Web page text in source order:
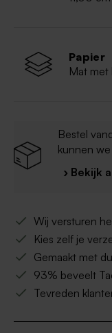
Papier
Mat
Bestel
kunnen
› Bekijk
Wij versturen
Kies zelf je
Gemaakt met
93% beveelt
Tevreden